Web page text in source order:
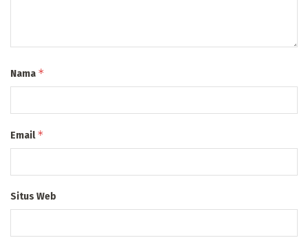
Nama *
Email*
Situs Web